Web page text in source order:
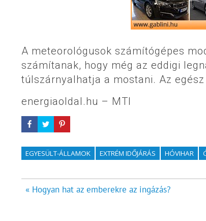
A meteorológusok számítógépes
számítanak, hogy még az eddigi
túlszárnyalhatja a mostani. Az
energiaoldal.hu – MTI
EGYESÜLT-ÁLLAMOK EXTRÉM IDŐJÁRÁS HÓVIHAR
Bejegyzés
« Hogyan hat az emberekre az ingázás?